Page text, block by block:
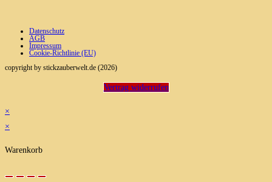
Datenschutz
AGB
Impressum
Cookie-Richtlinie (EU)
copyright by stickzauberwelt.de (2026)
Vertrag widerrufen
×
×
Warenkorb